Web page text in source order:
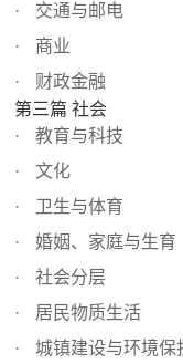
交通与邮电
商业
财政金融
第三篇 社会
教育与科技
文化
卫生与体育
婚姻、家庭与生育
社会分层
居民物质生活
城镇建设与环境保